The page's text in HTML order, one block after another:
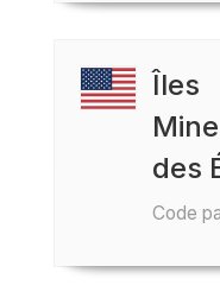
Îles
des
Code